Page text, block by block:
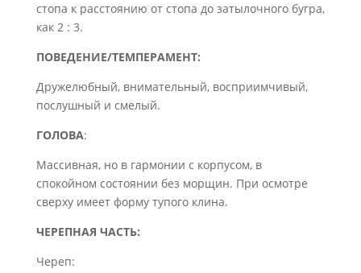
стопа к расстоянию от стопа до затылочного бугра,
как 2 : 3.
ПОВЕДЕНИЕ/ТЕМПЕРАМЕНТ:
Дружелюбный, внимательный, восприимчивый,
послушный и смелый.
ГОЛОВА:
Массивная, но в гармонии с корпусом, в
спокойном состоянии без морщин. При осмотре
сверху имеет форму тупого клина.
ЧЕРЕПНАЯ ЧАСТЬ:
Череп: